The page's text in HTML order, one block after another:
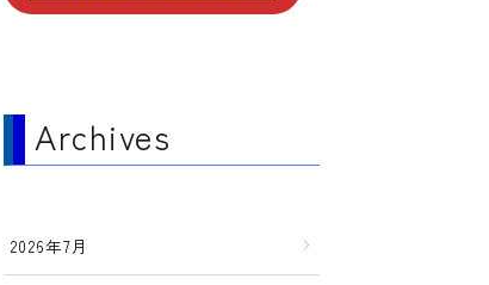
Archives
2026年7月